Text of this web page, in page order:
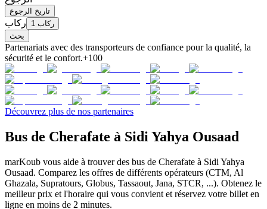
تاريخ الرجوع
ركاب
1 ركاب
بحث
Partenariats avec des transporteurs de confiance pour la qualité, la
sécurité et le confort.+100
Découvrez plus de nos partenaires
Bus de Cherafate à Sidi Yahya Ousaad
marKoub vous aide à trouver des bus de Cherafate à Sidi Yahya
Ousaad. Comparez les offres de différents opérateurs (CTM, Al
Ghazala, Supratours, Globus, Tassaout, Jana, STCR, ...). Obtenez le
meilleur prix et l'horaire qui vous convient et réservez votre billet en
ligne en moins de 2 minutes.